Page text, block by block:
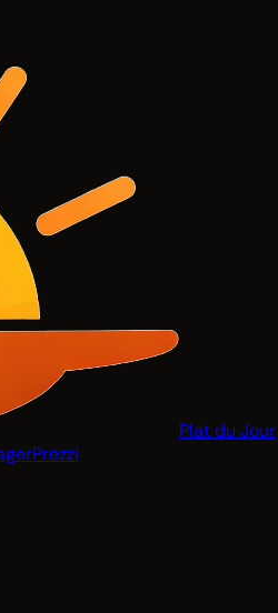
Plat du Jour
Prezzi